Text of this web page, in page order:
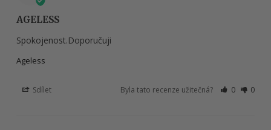
AGELESS
Spokojenost.Doporučuji
Ageless
Sdílet Byla tato recenze užitečná? 0 0